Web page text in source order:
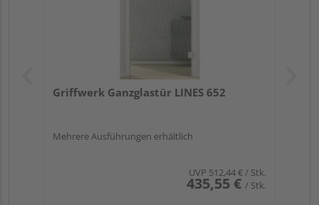
Griffwerk Ganzglastür LINES 652
Mehrere Ausführungen erhältlich
UVP 512,44 €/ Stk.
435,55 € / Stk.